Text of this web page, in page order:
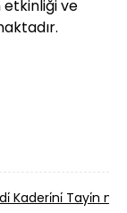
etkinliği ve
Kaderi̇ni̇ Tayi̇n